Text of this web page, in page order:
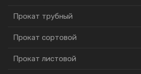
Прокат трубный
Прокат сортовой
Прокат листовой